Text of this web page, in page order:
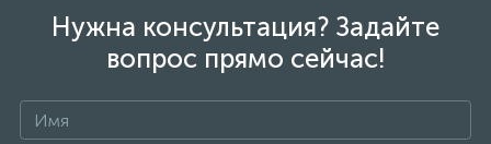
Нужна консультация? Задайте
вопрос прямо сейчас!